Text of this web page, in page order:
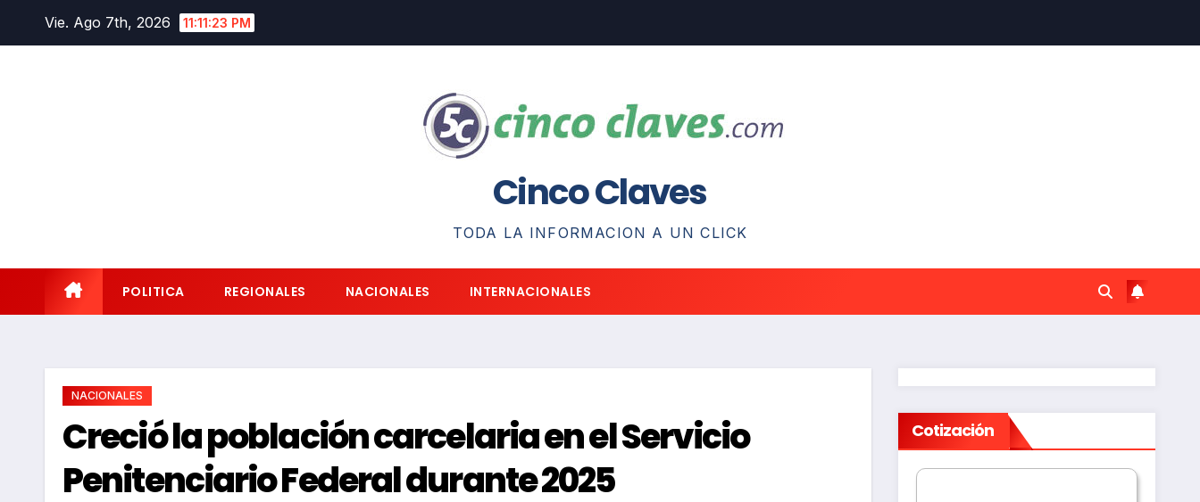
Vie. Ago 7th, 2026 11:11:24 PM
Cinco Claves
TODA LA INFORMACION A UN CLICK
POLITICA REGIONALES NACIONALES INTERNACIONALES
NACIONALES
Creció la población carcelaria en el Servicio
Penitenciario Federal durante 2025
Cotización